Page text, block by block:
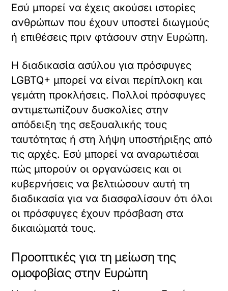
Εσύ μπορεί να έχεις ακούσει ιστορίες
ανθρώπων που έχουν υποστεί διωγμούς
ή επιθέσεις πριν φτάσουν στην Ευρώπη.
Η διαδικασία ασύλου για πρόσφυγες
LGBTQ+ μπορεί να είναι περίπλοκη και
γεμάτη προκλήσεις. Πολλοί πρόσφυγες
αντιμετωπίζουν δυσκολίες στην
απόδειξη της σεξουαλικής τους
ταυτότητας ή στη λήψη υποστήριξης από
τις αρχές. Εσύ μπορεί να αναρωτιέσαι
πώς μπορούν οι οργανώσεις και οι
κυβερνήσεις να βελτιώσουν αυτή τη
διαδικασία για να διασφαλίσουν ότι όλοι
οι πρόσφυγες έχουν πρόσβαση στα
δικαιώματά τους.
Προοπτικές για τη μείωση της
ομοφοβίας στην Ευρώπη